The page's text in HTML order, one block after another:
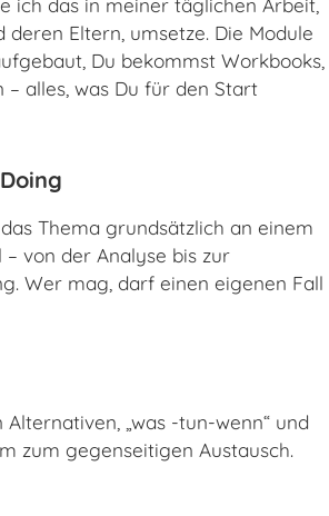
deren Eltern, umsetze. Die Module
Du bekommst Workbooks,
– alles, was Du für den Start
Thema grundsätzlich an einem
– von der Analyse bis zur
Wer mag, darf einen eigenen Fall
„was -tun-wenn“ und
zum gegenseitigen Austausch.